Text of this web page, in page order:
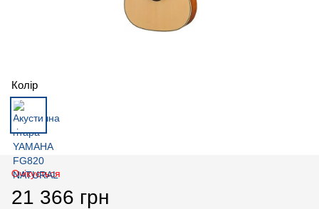
Колір
Очікується
21 366 грн